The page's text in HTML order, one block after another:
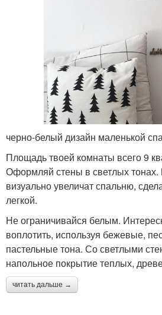
черно-белый дизайн маленькой
Площадь твоей комнаты всего 9
Оформляй стены в светлых тонах.
визуально увеличат спальню,
легкой.
Не ограничивайся белым.
воплотить, используя бежевые,
пастельные тона. Со светлыми
напольное покрытие теплых,
читать дальше →